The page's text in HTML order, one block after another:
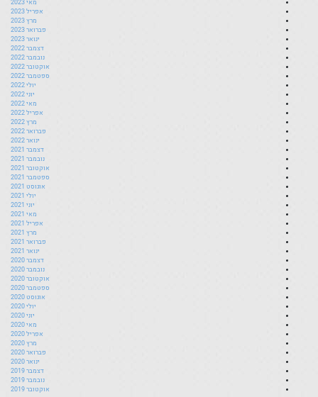
אפריל 2023
מרץ 2023
פברואר 2023
ינואר 2023
דצמבר 2022
נובמבר 2022
אוקטובר 2022
ספטמבר 2022
יולי 2022
יוני 2022
מאי 2022
אפריל 2022
מרץ 2022
פברואר 2022
ינואר 2022
דצמבר 2021
נובמבר 2021
אוקטובר 2021
ספטמבר 2021
אוגוסט 2021
יולי 2021
יוני 2021
מאי 2021
אפריל 2021
מרץ 2021
פברואר 2021
ינואר 2021
דצמבר 2020
נובמבר 2020
אוקטובר 2020
ספטמבר 2020
אוגוסט 2020
יולי 2020
יוני 2020
מאי 2020
אפריל 2020
מרץ 2020
פברואר 2020
ינואר 2020
דצמבר 2019
נובמבר 2019
אוקטובר 2019